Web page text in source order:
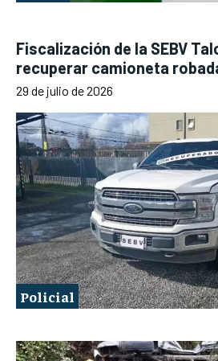
Fiscalización de la SEBV
recuperar camioneta
29 de julio de 2026
Policial